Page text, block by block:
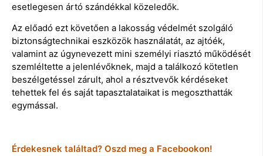
esetlegesen ártó szándékkal közeledők.
Az előadó ezt követően a lakosság védelmét szolgáló
biztonságtechnikai eszközök használatát, az ajtóék,
valamint az úgynevezett mini személyi riasztó működését
szemléltette a jelenlévőknek, majd a találkozó kötetlen
beszélgetéssel zárult, ahol a résztvevők kérdéseket
tehettek fel és saját tapasztalataikat is megoszthatták
egymással.
Érdekesnek találtad? Oszd meg a Facebookon!